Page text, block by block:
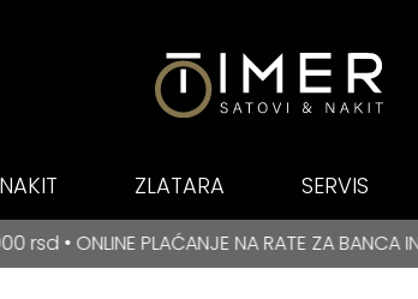
ZLATARA SERVIS
NA RATE ZA BANCA INTESA KARTICE
NA RATE ZA BANCA INTESA KARTICE